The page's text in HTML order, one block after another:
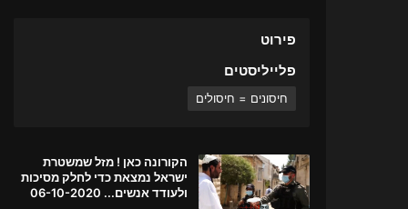
פירוט
פלייליסטים
חיסונים = חיסולים
הקורונה כאן ! מזל שמשטרת
ישראל נמצאת כדי לחלק מסיכות
ולעודד אנשים... 06-10-2020